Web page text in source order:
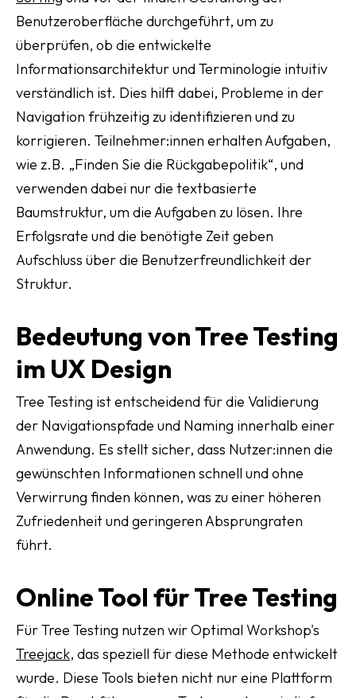
Benutzeroberfläche durchgeführt, um zu
überprüfen, ob die entwickelte
Informationsarchitektur und Terminologie intuitiv
verständlich ist. Dies hilft dabei, Probleme in der
Navigation frühzeitig zu identifizieren und zu
korrigieren. Teilnehmer:innen erhalten Aufgaben,
wie z.B. „Finden Sie die Rückgabepolitik“, und
verwenden dabei nur die textbasierte
Baumstruktur, um die Aufgaben zu lösen. Ihre
Erfolgsrate und die benötigte Zeit geben
Aufschluss über die Benutzerfreundlichkeit der
Struktur.
Bedeutung von Tree Testing
im UX Design
Tree Testing ist entscheidend für die Validierung
der Navigationspfade und Naming innerhalb einer
Anwendung. Es stellt sicher, dass Nutzer:innen die
gewünschten Informationen schnell und ohne
Verwirrung finden können, was zu einer höheren
Zufriedenheit und geringeren Absprungraten
führt.
Online Tool für Tree Testing
Für Tree Testing nutzen wir Optimal Workshop's
Treejack, das speziell für diese Methode entwickelt
wurde. Diese Tools bieten nicht nur eine Plattform